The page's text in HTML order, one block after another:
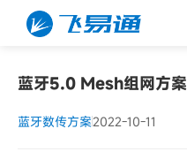
蓝牙5.0 Mesh组网方案
蓝牙数传方案2022-10-11